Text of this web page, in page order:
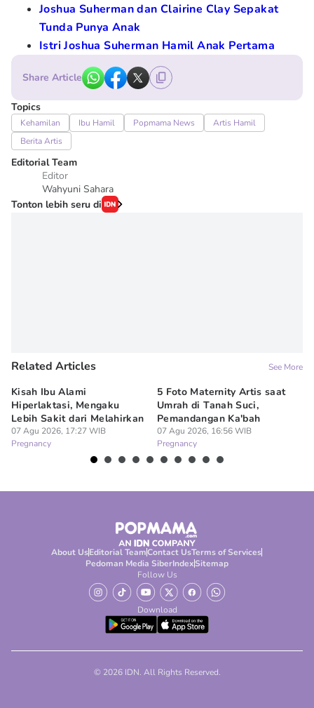
Joshua Suherman dan Clairine Clay Sepakat
Tunda Punya Anak
Istri Joshua Suherman Hamil Anak Pertama
Share Article
Topics
Kehamilan Ibu Hamil Popmama News
Artis Hamil
Berita Artis
Editorial Team
Editor
Wahyuni Sahara
Tonton lebih seru di
Related Articles See More
Kisah Ibu Alami
Hiperlaktasi, Mengaku
Lebih Sakit dari Melahirkan
07 Agu 2026, 17:27 WIB
Pregnancy
5 Foto Maternity Artis saat
Umrah di Tanah Suci,
Pemandangan Ka'bah
07 Agu 2026, 16:56 WIB
Pregnancy
About UsEditorial TeamContact UsTerms of Services
Pedoman Media SiberIndexSitemap
Follow Us
Download
© 2026 IDN. All Rights Reserved.